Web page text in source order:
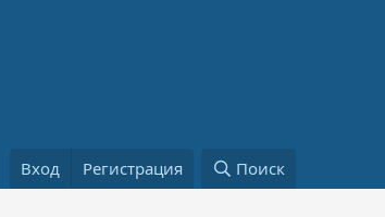
Вход Регистрация Поиск